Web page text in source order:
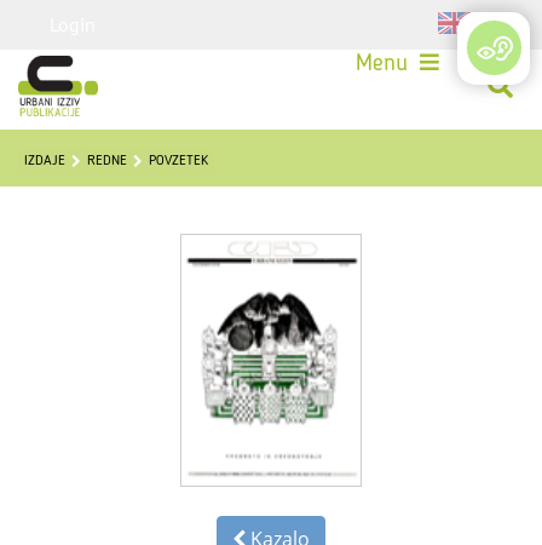
Menu
IZDAJE REDNE POVZETEK
Kazalo